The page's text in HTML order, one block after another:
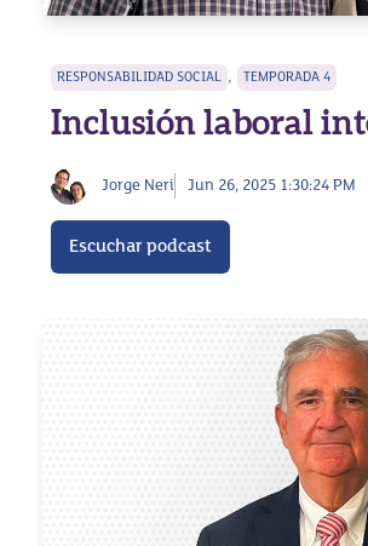
RESPONSABILIDAD SOCIAL , TEMPORADA 4
Inclusión laboral
Jorge Neri Jun 26, 2025 1:30:24 PM
Escuchar podcast